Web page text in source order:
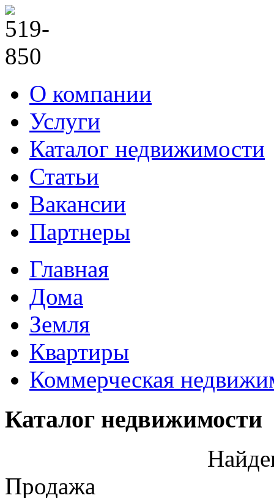
О компании
Услуги
Каталог недвижимости
Статьи
Вакансии
Партнеры
Главная
Дома
Земля
Квартиры
Коммерческая
Каталог недвижимости
Продажа